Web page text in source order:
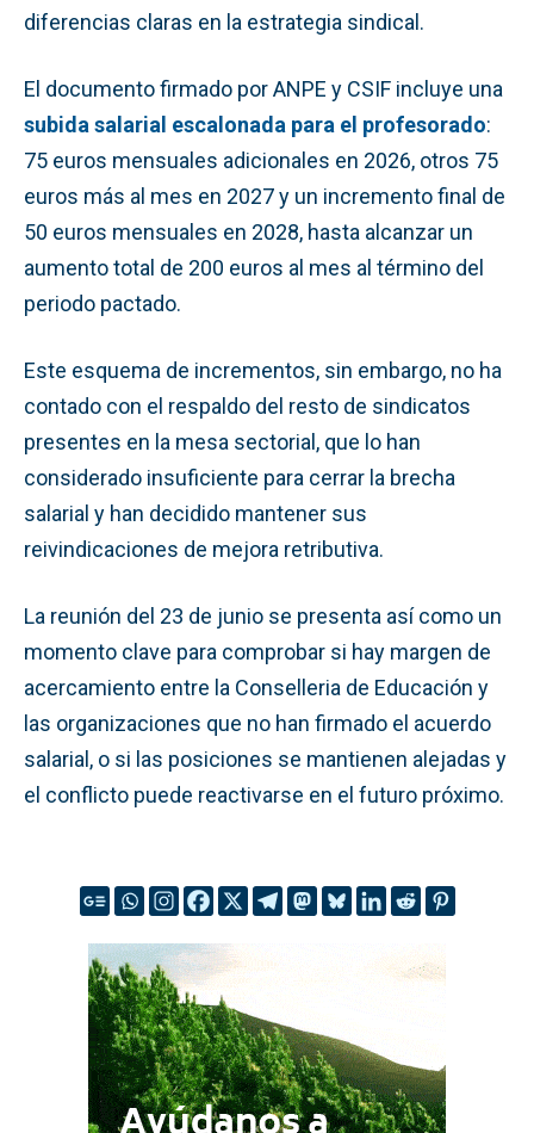
diferencias claras en la estrategia sindical.
El documento firmado por ANPE y CSIF incluye una
subida salarial escalonada para el profesorado:
75 euros mensuales adicionales en 2026, otros 75
euros más al mes en 2027 y un incremento final de
50 euros mensuales en 2028, hasta alcanzar un
aumento total de 200 euros al mes al término del
periodo pactado.
Este esquema de incrementos, sin embargo, no ha
contado con el respaldo del resto de sindicatos
presentes en la mesa sectorial, que lo han
considerado insuficiente para cerrar la brecha
salarial y han decidido mantener sus
reivindicaciones de mejora retributiva.
La reunión del 23 de junio se presenta así como un
momento clave para comprobar si hay margen de
acercamiento entre la Conselleria de Educación y
las organizaciones que no han firmado el acuerdo
salarial, o si las posiciones se mantienen alejadas y
el conflicto puede reactivarse en el futuro próximo.